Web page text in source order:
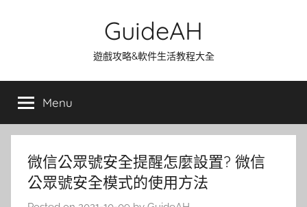
GuideAH
遊戲攻略&軟件生活教程大全
Menu
微信公眾號安全提醒怎麼設置? 微信
公眾號安全模式的使用方法